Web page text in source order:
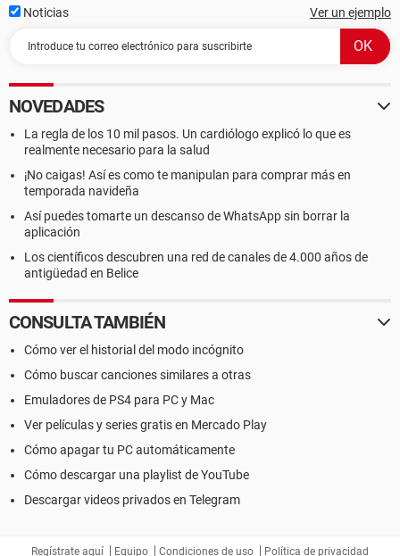
Noticias Ver un ejemplo
NOVEDADES
La regla de los 10 mil pasos. Un cardiólogo explicó lo que es
realmente necesario para la salud
¡No caigas! Así es como te manipulan para comprar más en
temporada navideña
Así puedes tomarte un descanso de WhatsApp sin borrar la
aplicación
Los científicos descubren una red de canales de 4.000 años de
antigüedad en Belice
CONSULTA TAMBIÉN
Cómo ver el historial del modo incógnito
Cómo buscar canciones similares a otras
Emuladores de PS4 para PC y Mac
Ver películas y series gratis en Mercado Play
Cómo apagar tu PC automáticamente
Cómo descargar una playlist de YouTube
Descargar videos privados en Telegram
Regístrate aquí Equipo Condiciones de uso Política de privacidad